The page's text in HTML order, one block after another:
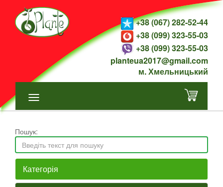
+38 (067) 282-52-44
+38 (099) 323-55-03
+38 (099) 323-55-03
planteua2017@gmail.com
м. Хмельницький
Пошук:
Категорія